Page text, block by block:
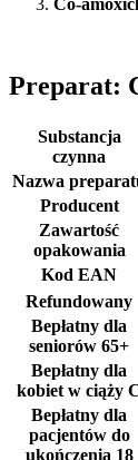
Co-
Preparat:
Substancja
czynna
Nazwa
Producent
Zawartość
opakowania
Kod EAN
Refundowany
Bepłatny dla
seniorów 65+
Bepłatny dla
kobiet w ciąży
Bepłatny dla
pacjentów do
ukończenia 18